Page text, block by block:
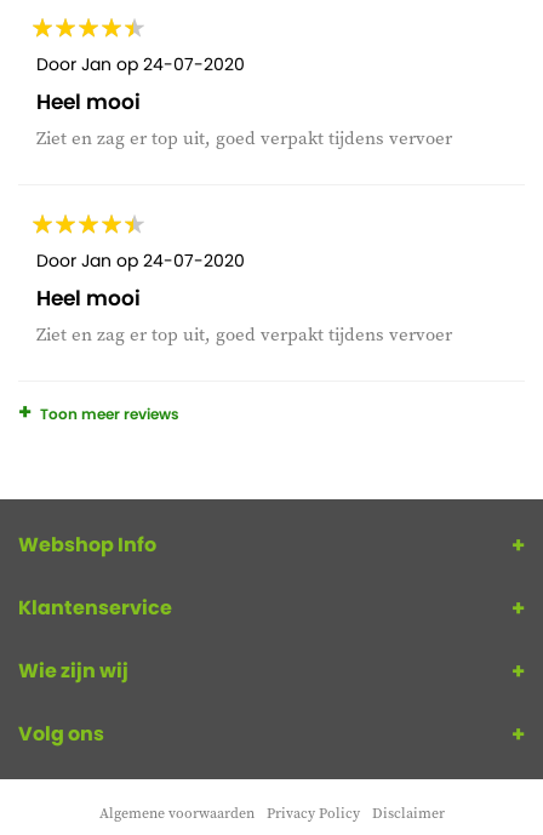
Door Jan op 24-07-2020
Heel mooi
Ziet en zag er top uit, goed verpakt tijdens vervoer
Door Jan op 24-07-2020
Heel mooi
Ziet en zag er top uit, goed verpakt tijdens vervoer
Toon meer reviews
Webshop Info
Klantenservice
Wie zijn wij
Volg ons
Algemene voorwaarden Privacy Policy Disclaimer